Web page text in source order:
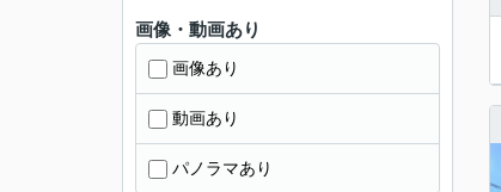
画像・動画あり
画像あり
動画あり
パノラマあり